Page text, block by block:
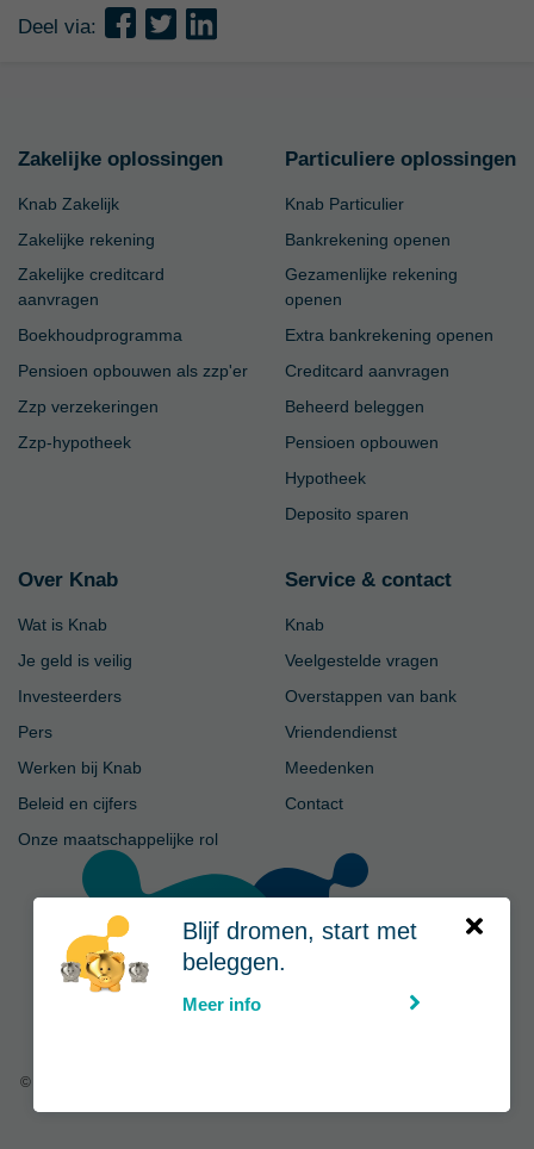
Deel via:
Blijf dromen, start met
beleggen.
Meer info
Zakelijke oplossingen
Knab Zakelijk
Zakelijke rekening
Zakelijke creditcard
aanvragen
Boekhoudprogramma
Pensioen opbouwen als zzp'er
Zzp verzekeringen
Zzp-hypotheek
Particuliere oplossingen
Knab Particulier
Bankrekening openen
Gezamenlijke rekening
openen
Extra bankrekening openen
Creditcard aanvragen
Beheerd beleggen
Pensioen opbouwen
Hypotheek
Deposito sparen
Over Knab
Wat is Knab
Je geld is veilig
Investeerders
Pers
Werken bij Knab
Beleid en cijfers
Onze maatschappelijke rol
Service & contact
Knab
Veelgestelde vragen
Overstappen van bank
Vriendendienst
Meedenken
Contact
© Knab